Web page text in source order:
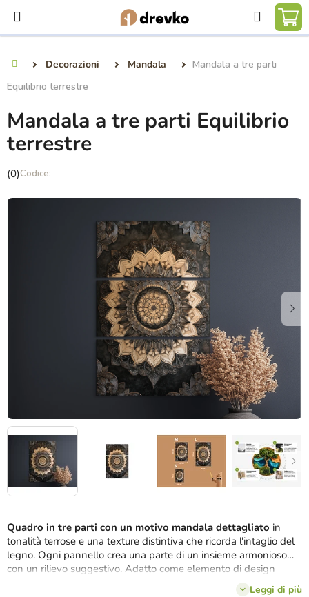
contenuto
Ricerca
Decorazioni Mandala
Mandala a tre parti
Equilibrio terrestre
Quadro in tre parti con un motivo mandala dettagliato in
tonalità terrose e una texture distintiva che ricorda l'intaglio del
legno. Ogni pannello crea una parte di un insieme armonioso
con un rilievo suggestivo. Adatto come elemento di design
dominante in interni arredati con colori naturali o rustici.Leggi di più
Mandala a tre parti Equilibrio
terrestre
La
media
(0)